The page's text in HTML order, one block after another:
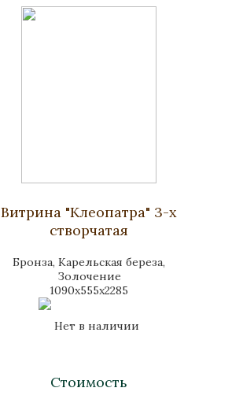
Витрина "Клеопатра" 3-х
створчатая
Бронза, Карельская береза,
Золочение
1090x555x2285
Нет в наличии
Стоимость